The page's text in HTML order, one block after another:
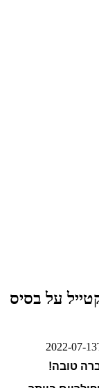
על בסיס
2022-07-
טובה!